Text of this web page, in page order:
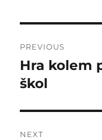
navigation
PREVIOUS
Previous
post:
Hra kolem
škol
NEXT